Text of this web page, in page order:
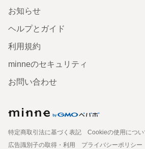
お知らせ
ヘルプとガイド
利用規約
minneのセキュリティ
お問い合わせ
特定商取引法に基づく表記
Cookieの使用につい
広告識別子の取得・利用
プライバシーポリシー